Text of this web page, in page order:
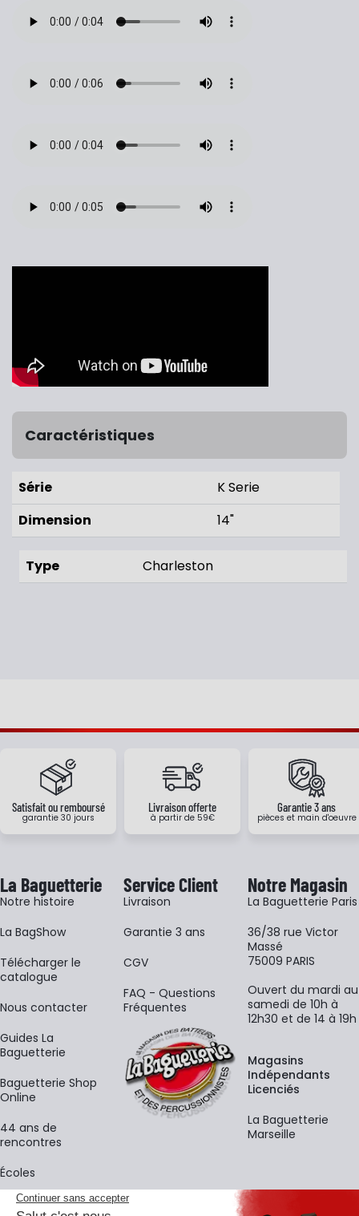
Caractéristiques
Série
K Serie
Dimension
14"
Type Charleston
Satisfait ou remboursé
garantie 30 jours
Livraison offerte
à partir de 59€
Garantie 3 ans
pièces et main d'oeuvre
La Baguetterie
Notre histoire
La BagShow
​Télécharger le
catalogue
Nous contacter
Guides La
Baguetterie
Baguetterie Shop
Online
44 ans de
rencontres
Écoles
Service Client
Livraison
Garantie 3 ans
CGV
FAQ - Questions
Fréquentes
Notre Magasin
La Baguetterie Paris
36/38 rue Victor
Massé
75009 PARIS
Ouvert du mardi au
samedi de 10h à
12h30 et de 14 à 19h
Magasins
Indépendants
Licenciés
La Baguetterie
Marseille
La newsletter